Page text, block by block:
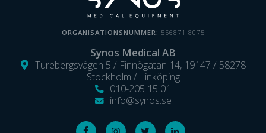
ORGANISATIONSNUMMER: 556871-8075
Synos Medical AB
Turebergsvägen 5 / Finnögatan 14, 19147 / 58278
Stockholm / Linköping
010-205 15 01
info@synos.se